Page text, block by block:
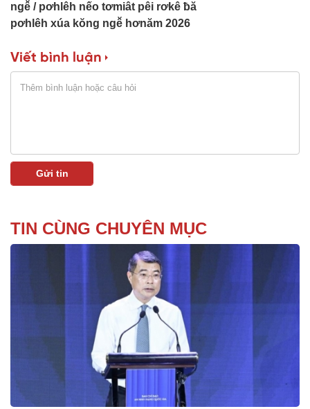
ngê̆
pơhlêh nếo tơmiât pêi rơkê ƀă
pơhlêh xúa kŏng ngê̆ hơnăm 2026
Viết bình luận
TIN CÙNG CHUYÊN MỤC